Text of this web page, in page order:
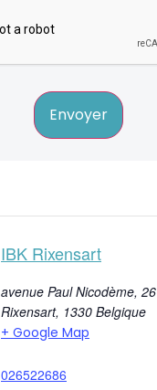
Envoyer
IBK Rixensart
avenue Paul Nicodème, 26
Rixensart, 1330 Belgique
+ Google Map
026522686